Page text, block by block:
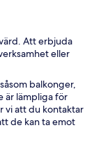
Att erbjuda
eller
balkonger,
är lämpliga för
vi att du kontaktar
de kan ta emot